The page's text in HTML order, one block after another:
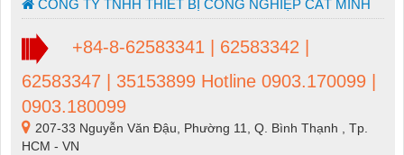
CÔNG TY TNHH THIẾT BỊ CÔNG NGHIỆP CÁT MINH
+84-8-62583341 | 62583342 |
62583347 | 35153899 Hotline 0903.170099 |
0903.180099
207-33 Nguyễn Văn Đậu, Phường 11, Q. Bình Thạnh , Tp.
HCM - VN